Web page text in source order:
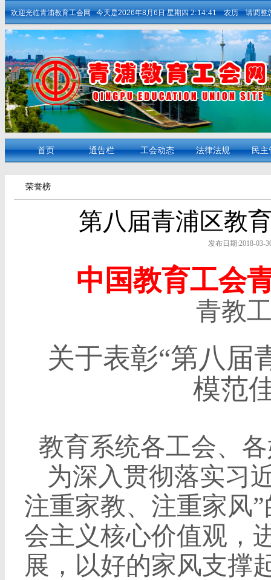
欢迎光临青浦教育工会网今天是2026年8月6日星期四2:14:42农历 请调整您
首页 通告栏 工会动态 法律法规 民主
荣誉榜
第八届青浦区教
发布日期:2018-
中国教育工会
青教
关于表彰“第八届
模范
教育系统各工会、
为深入贯彻落实习
注重家教、注重家风
会主义核心价值观，
展，以好的家风支撑